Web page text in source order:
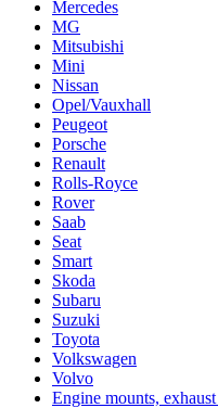
Mercedes
MG
Mitsubishi
Mini
Nissan
Opel/Vauxhall
Peugeot
Porsche
Renault
Rolls-Royce
Rover
Saab
Seat
Smart
Skoda
Subaru
Suzuki
Toyota
Volkswagen
Volvo
Engine mounts,